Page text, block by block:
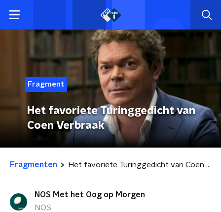
Fragment
Het favoriete Turinggedicht van
Coen Verbraak
Fragmenten Het favoriete Turinggedicht van Coen Verbraak
NOS Met het Oog op Morgen
NOS